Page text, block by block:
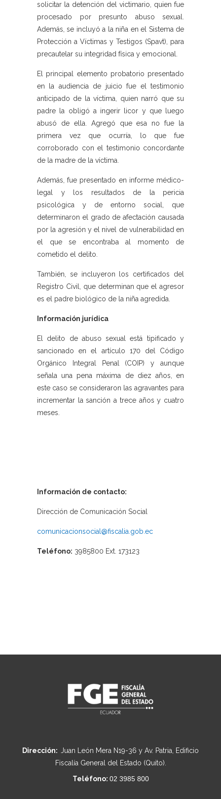
solicitar la detención del victimario, quien fue
procesado por presunto abuso sexual.
Además, se incluyó a la niña en el Sistema de
Protección a Víctimas y Testigos (Spavt), para
precautelar su integridad física y emocional.
El principal elemento probatorio presentado
en la audiencia de juicio fue el testimonio
anticipado de la víctima, quien narró que su
padre la obligó a ingerir licor y que luego
abusó de ella. Agregó que esa no fue la
primera vez que ocurría, lo que fue
corroborado con el testimonio concordante
de la madre de la víctima.
Además, fue presentado en informe médico-
legal y los resultados de la pericia
psicológica y de entorno social, que
determinaron el grado de afectación causada
por la agresión y el nivel de vulnerabilidad en
el que se encontraba al momento de
cometido el delito.
También, se incluyeron los certificados del
Registro Civil, que determinan que el agresor
es el padre biológico de la niña agredida.
Información jurídica
El delito de abuso sexual está tipificado y
sancionado en el artículo 170 del Código
Orgánico Integral Penal (COIP) y aunque
señala una pena máxima de diez años, en
este caso se consideraron las agravantes para
incrementar la sanción a trece años y cuatro
meses.
Información de contacto:
Dirección de Comunicación Social
comunicacionsocial@fiscalia.gob.ec
Teléfono: 3985800 Ext. 173123
Dirección: Juan León Mera N19-36 y Av. Patria, Edificio
Fiscalía General del Estado (Quito).
Teléfono: 02 3985 800